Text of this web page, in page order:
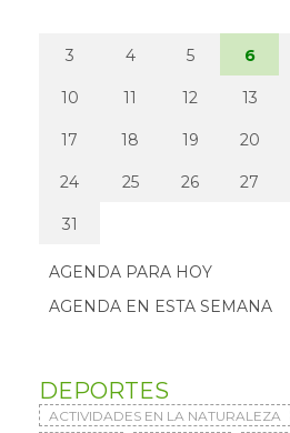
3 4 5 6
10 11 12 13
17 18 19 20
24 25 26 27
31
AGENDA PARA HOY
AGENDA EN ESTA SEMANA
DEPORTES
ACTIVIDADES EN LA NATURALEZA